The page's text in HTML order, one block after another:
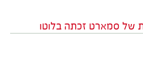
של סמארט זכתה בלוטו